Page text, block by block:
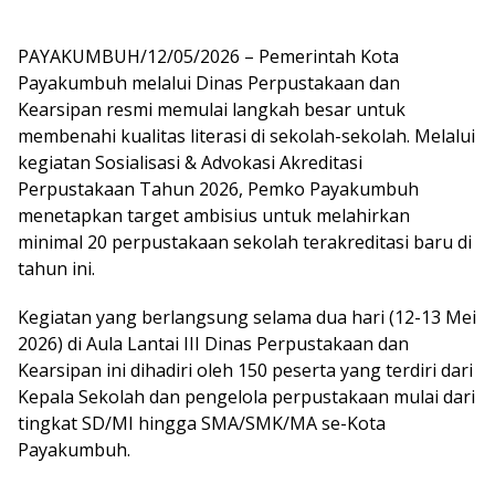
PAYAKUMBUH/12/05/2026 – Pemerintah Kota
Payakumbuh melalui Dinas Perpustakaan dan
Kearsipan resmi memulai langkah besar untuk
membenahi kualitas literasi di sekolah-sekolah. Melalui
kegiatan Sosialisasi & Advokasi Akreditasi
Perpustakaan Tahun 2026, Pemko Payakumbuh
menetapkan target ambisius untuk melahirkan
minimal 20 perpustakaan sekolah terakreditasi baru di
tahun ini.
Kegiatan yang berlangsung selama dua hari (12-13 Mei
2026) di Aula Lantai III Dinas Perpustakaan dan
Kearsipan ini dihadiri oleh 150 peserta yang terdiri dari
Kepala Sekolah dan pengelola perpustakaan mulai dari
tingkat SD/MI hingga SMA/SMK/MA se-Kota
Payakumbuh.